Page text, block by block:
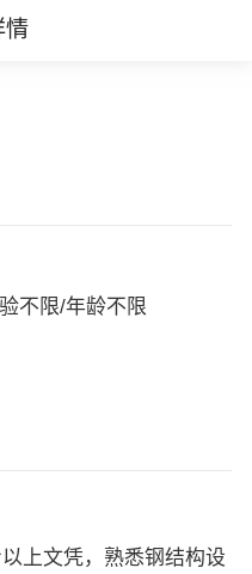
情
不限/年龄不限
上文凭，熟悉钢结构设